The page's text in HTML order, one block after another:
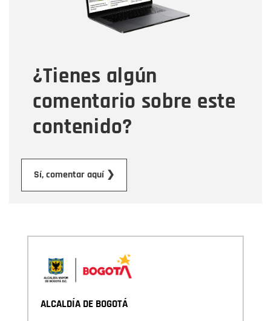
¿Tienes algún
comentario sobre este
contenido?
Sí, comentar aquí ❯
Tipo de comentario
Mensaje
ALCALDÍA DE BOGOTÁ